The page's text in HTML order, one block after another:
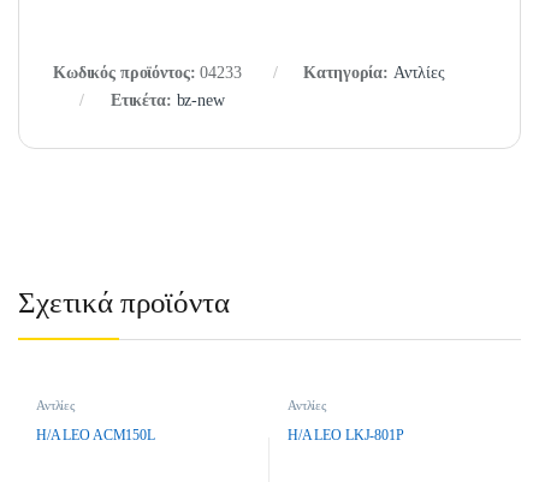
Κωδικός προϊόντος:04233 Κατηγορία: Αντλίες
Ετικέτα: bz-new
Σχετικά προϊόντα
Αντλίες
H/A LEO ACM150L
Αντλίες
H/A LEO LKJ-801P